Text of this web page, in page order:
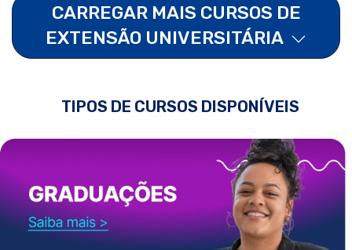
CARREGAR MAIS CURSOS DE
EXTENSÃO UNIVERSITÁRIA
TIPOS DE CURSOS DISPONÍVEIS